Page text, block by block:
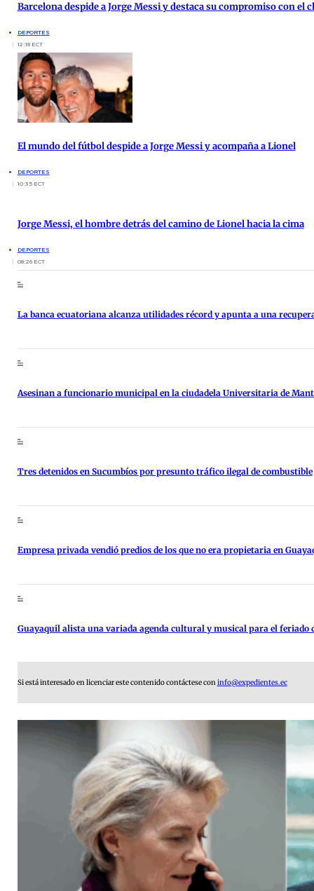
Barcelona despide a Jorge Messi y destaca su compromiso con el
DEPORTES
12:18 ECT
El mundo del fútbol despide a Jorge Messi y acompaña a Lionel
DEPORTES
10:35 ECT
Jorge Messi, el hombre detrás del camino de Lionel hacia la cima
DEPORTES
08:26 ECT
La banca ecuatoriana alcanza utilidades récord y apunta a una
Asesinan a funcionario municipal en la ciudadela Universitaria de
Tres detenidos en Sucumbíos por presunto tráfico ilegal de combustible
Empresa privada vendió predios de los que no era propietaria en
Guayaquil alista una variada agenda cultural y musical para el feriado
Si está interesado en licenciar este contenido contáctese coninfo@expedientes.ec